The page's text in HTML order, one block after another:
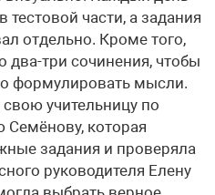
части, а задания
отдельно. Кроме того,
три сочинения, чтобы
формулировать мысли.
учительницу по
Семёнову, которая
задания и проверяла
руководителя Елену